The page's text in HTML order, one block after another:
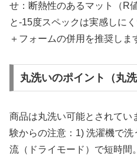
せ：断熱性のあるマット（R
と-15度スペックは実感しに
＋フォームの併用を推奨しま
丸洗いのポイント（丸
商品は丸洗い可能とされてい
験からの注意：1) 洗濯機で
流（ドライモード）で短時間